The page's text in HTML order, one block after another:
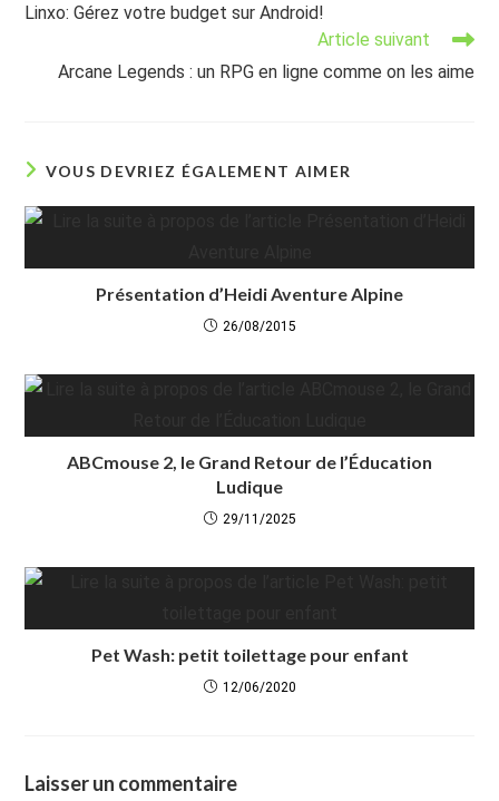
articles
Linxo: Gérez votre budget sur Android!
Article suivant
Arcane Legends : un RPG en ligne comme on les aime
VOUS DEVRIEZ ÉGALEMENT AIMER
Présentation d’Heidi Aventure Alpine
26/08/2015
ABCmouse 2, le Grand Retour de l’Éducation
Ludique
29/11/2025
Pet Wash: petit toilettage pour enfant
12/06/2020
Laisser un commentaire